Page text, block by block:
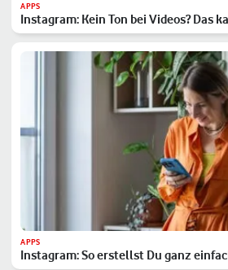
APPS
Instagram: Kein Ton bei Videos? Das
APPS
Instagram: So erstellst Du ganz